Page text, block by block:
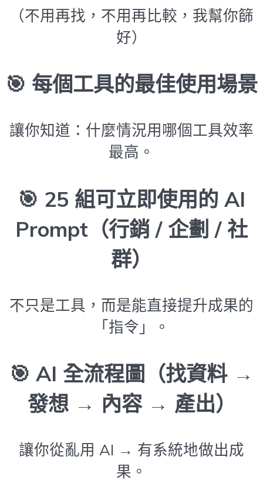
（不用再找，不用再比較，我幫你篩
好）
🎯 每個工具的最佳使用場景
讓你知道：什麼情況用哪個工具效率
最高。
🎯 25 組可立即使用的 AI
Prompt（行銷 / 企劃 / 社
群）
不只是工具，而是能直接提升成果的
「指令」。
🎯 AI 全流程圖（找資料 →
發想 → 內容 → 產出）
讓你從亂用 AI → 有系統地做出成
果。